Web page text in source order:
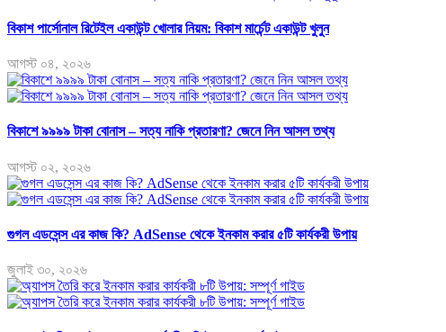
বিকাশ পার্সোনাল রিটেইল একাউন্ট খোলার নিয়ম: বিকাশ মার্চেন্ট একাউন্ট খুলুন
আগস্ট ০৪, ২০২৬
বিকাশে ৯৯৯৯ টাকা বোনাস – সত্য নাকি প্রতারণা? জেনে নিন আসল তথ্য
আগস্ট ০২, ২০২৬
গুগল এডসেন্স এর কাজ কি? AdSense থেকে ইনকাম করার ৫টি কার্যকরী উপায়
জুলাই ৩০, ২০২৬